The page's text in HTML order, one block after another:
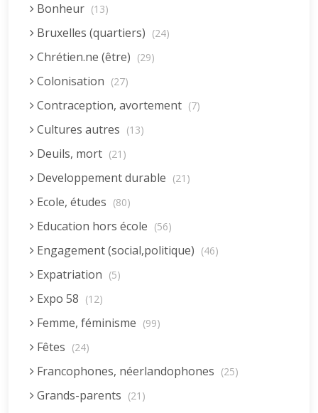
Bonheur (13)
Bruxelles (quartiers) (24)
Chrétien.ne (être) (29)
Colonisation (27)
Contraception, avortement (7)
Cultures autres (13)
Deuils, mort (21)
Developpement durable (21)
Ecole, études (80)
Education hors école (56)
Engagement (social,politique) (46)
Expatriation (5)
Expo 58 (12)
Femme, féminisme (99)
Fêtes (24)
Francophones, néerlandophones (25)
Grands-parents (21)